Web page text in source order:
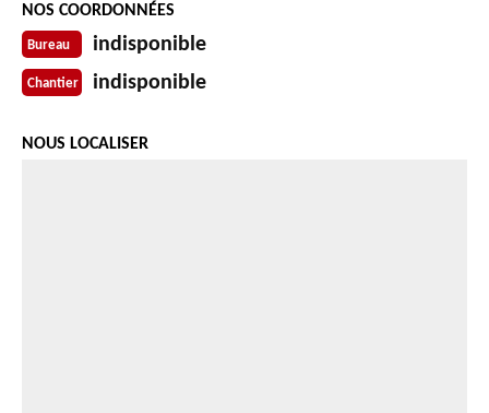
NOS COORDONNÉES
Bureau indisponible
Chantier indisponible
NOUS LOCALISER